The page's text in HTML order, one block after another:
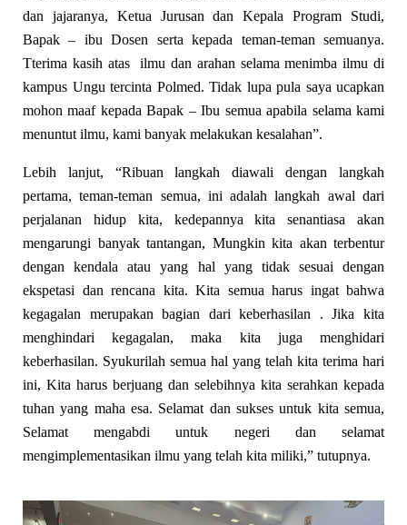
dan jajaranya, Ketua Jurusan dan Kepala Program Studi,
Bapak – ibu Dosen serta kepada teman-teman semuanya.
Tterima kasih atas ilmu dan arahan selama menimba ilmu di
kampus Ungu tercinta Polmed. Tidak lupa pula saya ucapkan
mohon maaf kepada Bapak – Ibu semua apabila selama kami
menuntut ilmu, kami banyak melakukan kesalahan”.
Lebih lanjut, “Ribuan langkah diawali dengan langkah
pertama, teman-teman semua, ini adalah langkah awal dari
perjalanan hidup kita, kedepannya kita senantiasa akan
mengarungi banyak tantangan, Mungkin kita akan terbentur
dengan kendala atau yang hal yang tidak sesuai dengan
ekspetasi dan rencana kita. Kita semua harus ingat bahwa
kegagalan merupakan bagian dari keberhasilan . Jika kita
menghindari kegagalan, maka kita juga menghidari
keberhasilan. Syukurilah semua hal yang telah kita terima hari
ini, Kita harus berjuang dan selebihnya kita serahkan kepada
tuhan yang maha esa. Selamat dan sukses untuk kita semua,
Selamat mengabdi untuk negeri dan selamat
mengimplementasikan ilmu yang telah kita miliki,” tutupnya.